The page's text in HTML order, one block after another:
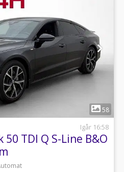
1
58
Igår 16:58
TDI Q S-Line B&O